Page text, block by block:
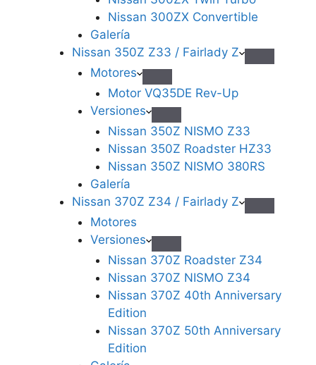
Nissan 300ZX Convertible
Galería
Nissan 350Z Z33 / Fairlady Z
Motores
Motor VQ35DE Rev-Up
Versiones
Nissan 350Z NISMO Z33
Nissan 350Z Roadster HZ33
Nissan 350Z NISMO 380RS
Galería
Nissan 370Z Z34 / Fairlady Z
Motores
Versiones
Nissan 370Z Roadster Z34
Nissan 370Z NISMO Z34
Nissan 370Z 40th Anniversary
Edition
Nissan 370Z 50th Anniversary
Edition